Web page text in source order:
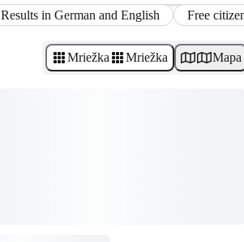
Results in German and English Free
Mriežka Mriežka Mapa